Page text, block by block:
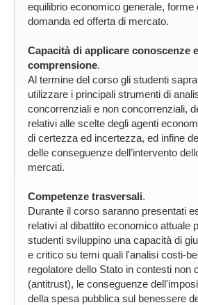
equilibrio economico generale, forme
domanda ed offerta di mercato.
Capacità di applicare conoscenze e
comprensione.
Al termine del corso gli studenti
utilizzare i principali strumenti di
concorrenziali e non concorrenziali,
relativi alle scelte degli agenti
di certezza ed incertezza, ed infine
delle conseguenze dell’intervento
mercati.
Competenze trasversali.
Durante il corso saranno presentati
relativi al dibattito economico attuale
studenti sviluppino una capacità di
e critico su temi quali l'analisi costi-
regolatore dello Stato in contesti non
(antitrust), le conseguenze
della spesa pubblica sul benessere